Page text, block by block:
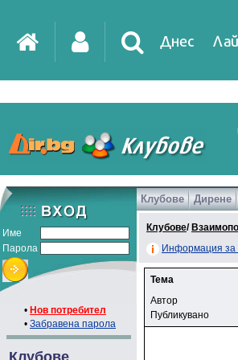
Днес
Име
Парола
• Нов потребител
• Забравена парола
Клубове
Клубове Дирене
Клубове/
Информация за
Тема
Автор
Публикувано